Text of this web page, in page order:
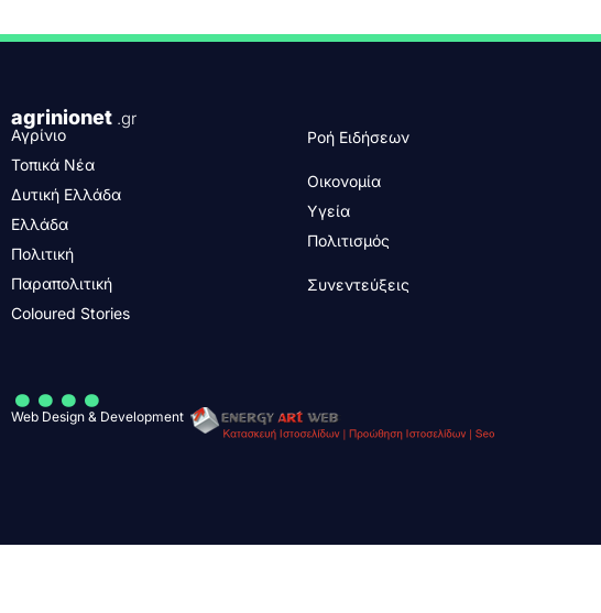
agrinionet .gr
Αγρίνιο
Τοπικά Νέα
Δυτική Ελλάδα
Ελλάδα
Πολιτική
Παραπολιτική
Coloured Stories
Ροή Ειδήσεων
Οικονομία
Υγεία
Πολιτισμός
Συνεντεύξεις
....
Web Design & Development